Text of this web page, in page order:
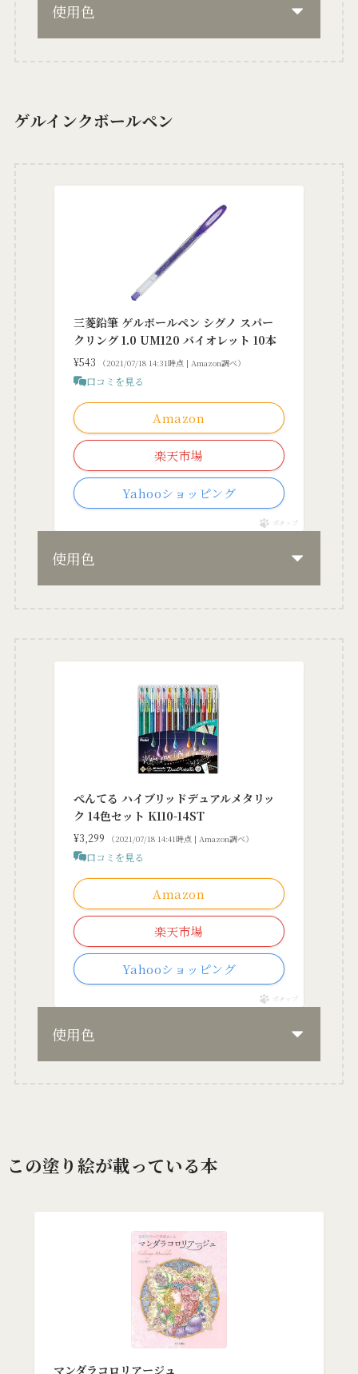
使用色
ゲルインクボールペン
三菱鉛筆 ゲルボールペン シグノ スパー
クリング 1.0 UM120 バイオレット 10本
¥543 （2021/07/18 14:31時点 | Amazon調べ）
口コミを見る
Amazon
楽天市場
Yahooショッピング
ポチップ
使用色
ぺんてる ハイブリッドデュアルメタリッ
ク 14色セット K110-14ST
¥3,299 （2021/07/18 14:41時点 | Amazon調べ）
口コミを見る
Amazon
楽天市場
Yahooショッピング
ポチップ
使用色
この塗り絵が載っている本
マンダラコロリアージュ